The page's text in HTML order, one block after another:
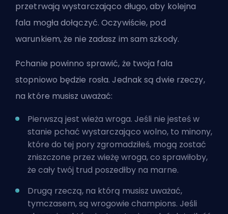
przetrwają wystarczająco długo, aby kolejna
fala mogła dołączyć. Oczywiście, pod
warunkiem, że nie zadasz im sam szkody.
Pchanie powinno sprawić, że twoja fala
stopniowo będzie rosła. Jednak są dwie rzeczy,
na które musisz uważać:
Pierwszą jest wieża wroga. Jeśli nie jesteś w
stanie pchać wystarczająco wolno, to minony,
które do tej pory zgromadziłeś, mogą zostać
zniszczone przez wieżę wroga, co sprawiłoby,
że cały twój trud poszedłby na marne.
Drugą rzeczą, na którą musisz uważać,
tymczasem, są wrogowie champions. Jeśli